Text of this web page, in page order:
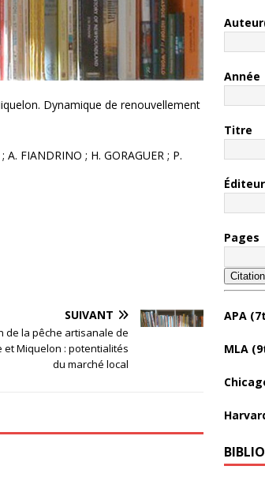
Dynamique de renouvellement
FIANDRINO ; H. GORAGUER ; P.
SUIVANT
de la pêche artisanale de
et Miquelon : potentialités
du marché local
Année
Titre
Éditeur
Pages
APA
MLA